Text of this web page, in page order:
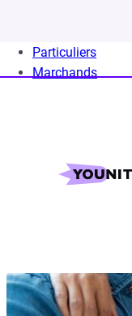
Particuliers
Marchands